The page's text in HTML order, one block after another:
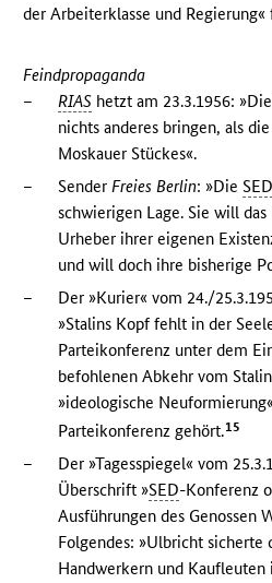
der Arbeiterklasse und
Feindpropaganda
–
RIAS hetzt am 23.3.1956:
nichts anderes bringen, als
Moskauer Stückes«.
–
SenderFreies Berlin: »DieSED
schwierigen Lage. Sie will
Urheber ihrer eigenen
und will doch ihre bisherige
–
Der »Kurier« vom 24./
»Stalins Kopf fehlt in der
Parteikonferenz unter dem
befohlenen Abkehr vom
»ideologische
Parteikonferenz gehört.15
–
Der »Tagesspiegel« vom
Überschrift »SED-Konferenz
Ausführungen des Genossen
Folgendes: »Ulbricht
Handwerkern und